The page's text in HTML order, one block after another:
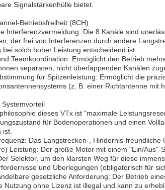
Signalstärkenhülle bietet.
Betriebsfreiheit (8CH)
Interferenzvermeidung: Die 8 Kanäle sind
der frei von Interferenzen durch andere
bei solch hoher Leistung entscheidend ist.
Teamkoordination: Ermöglicht den Betrieb
separaten, nicht überlappenden Kanälen
für Spitzenleistung: Ermöglicht die
(z. B. einer Richtantenne mit
dieses VTx ist "maximale
für Bodenoperationen und einen
Das Langstrecken-, Hindernis-freundliche
Leistung: Der große Motor mit einem "Ein/
Selektor, um den klarsten Weg für diese
und Überlegungen (obligatorisch für
gesetzliche Anforderung: Der Betrieb
Nutzung ohne Lizenz ist illegal und kann zu